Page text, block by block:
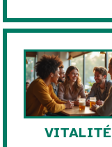
VITALITÉ